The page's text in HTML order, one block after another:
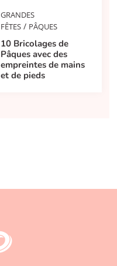
GRANDES
FÊTES / PÂQUES
10 Bricolages de
Pâques avec des
empreintes de mains
et de pieds